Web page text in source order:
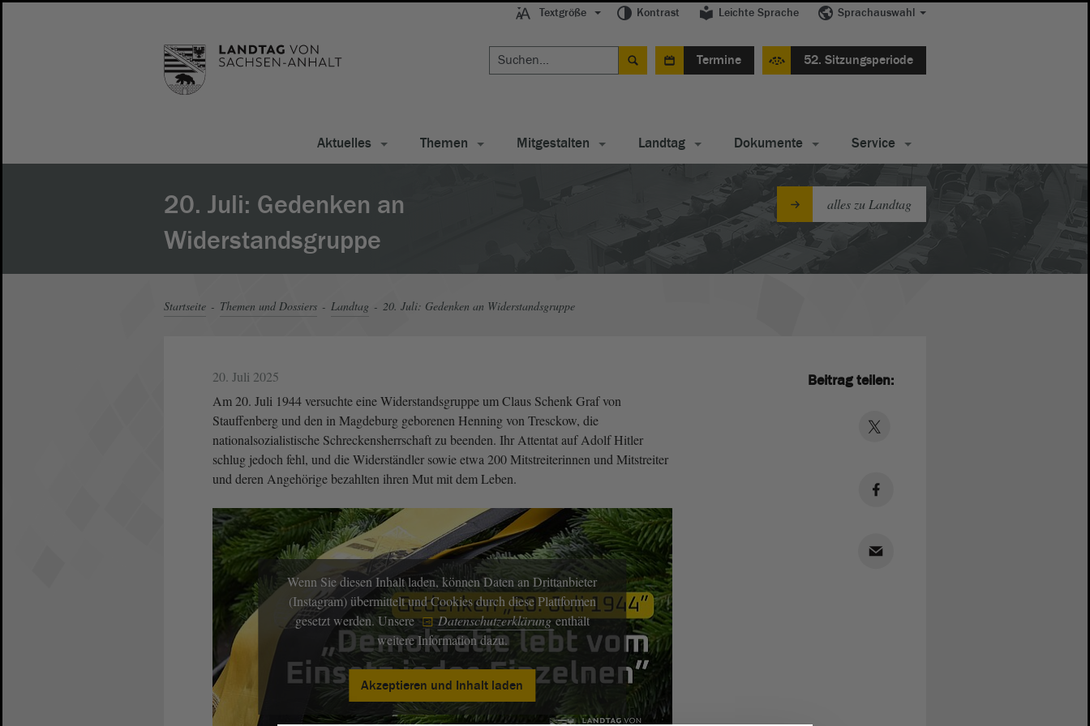
Textgröße Kontrast Leichte Sprache Sprachauswahl
Termine 52. Sitzungsperiode
Aktuelles Themen Mitgestalten Landtag Dokumente Service
20. Juli: Gedenken an
Widerstandsgruppe
alles zu Landtag
Startseite Themen und Dossiers Landtag 20. Juli: Gedenken an Widerstandsgruppe
20. Juli 2025
Am 20. Juli 1944 versuchte eine Widerstandsgruppe um Claus Schenk Graf von
Stauffenberg und den in Magdeburg geborenen Henning von Tresckow, die
nationalsozialistische Schreckensherrschaft zu beenden. Ihr Attentat auf Adolf Hitler
schlug jedoch fehl, und die Widerständler sowie etwa 200 Mitstreiterinnen und Mitstreiter
und deren Angehörige bezahlten ihren Mut mit dem Leben.
Wenn Sie diesen Inhalt laden, können Daten an Drittanbieter
(Instagram) übermittelt und Cookies durch diese Plattformen
gesetzt werden. Unsere
Datenschutzerklärungenthält
weitere Information dazu.
Akzeptieren und Inhalt laden
Beitrag teilen: